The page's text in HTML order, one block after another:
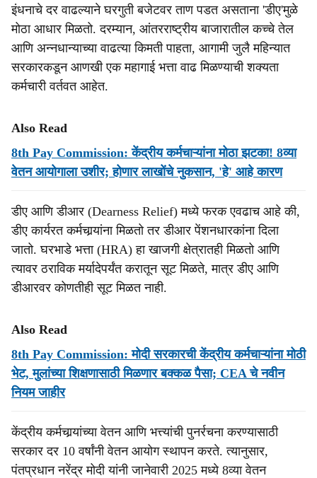
इंधनाचे दर वाढल्याने घरगुती बजेटवर ताण पडत असताना 'डीए'मुळे
मोठा आधार मिळतो. दरम्यान, आंतरराष्ट्रीय बाजारातील कच्चे तेल
आणि अन्नधान्याच्या वाढत्या किमती पाहता, आगामी जुलै महिन्यात
सरकारकडून आणखी एक महागाई भत्ता वाढ मिळण्याची शक्यता
कर्मचारी वर्तवत आहेत.
Also Read
8th Pay Commission: केंद्रीय कर्मचाऱ्यांना मोठा झटका! 8व्या
वेतन आयोगाला उशीर; होणार लाखोंचे नुकसान, 'हे' आहे कारण
डीए आणि डीआर (Dearness Relief) मध्ये फरक एवढाच आहे की,
डीए कार्यरत कर्मचार्‍यांना मिळतो तर डीआर पेंशनधारकांना दिला
जातो. घरभाडे भत्ता (HRA) हा खाजगी क्षेत्रातही मिळतो आणि
त्यावर ठराविक मर्यादेपर्यंत करातून सूट मिळते, मात्र डीए आणि
डीआरवर कोणतीही सूट मिळत नाही.
Also Read
8th Pay Commission: मोदी सरकारची केंद्रीय कर्मचाऱ्यांना मोठी
भेट, मुलांच्या शिक्षणासाठी मिळणार बक्कळ पैसा; CEA चे नवीन
नियम जाहीर
केंद्रीय कर्मचार्‍यांच्या वेतन आणि भत्त्यांची पुनर्रचना करण्यासाठी
सरकार दर 10 वर्षांनी वेतन आयोग स्थापन करते. त्यानुसार,
पंतप्रधान नरेंद्र मोदी यांनी जानेवारी 2025 मध्ये 8व्या वेतन